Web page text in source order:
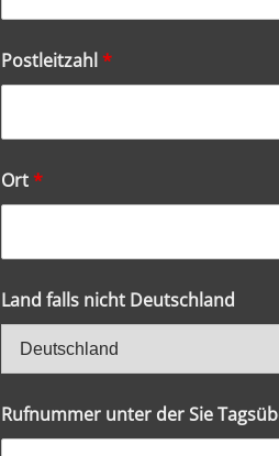
Postleitzahl *
Ort*
Land falls nicht Deutschland
Rufnummer unter der Sie